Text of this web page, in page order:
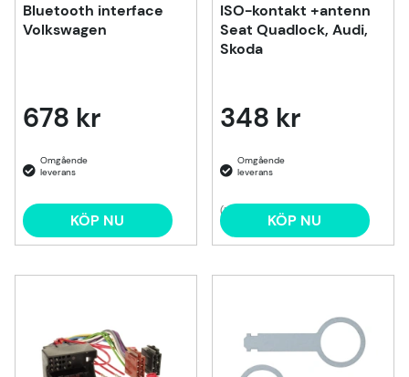
Bluetooth interface
Volkswagen
678 kr
KÖP NU
ISO-kontakt +antenn
Seat Quadlock, Audi,
Skoda
348 kr
(1) KÖP NU